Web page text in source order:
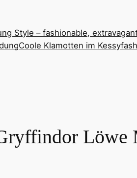
Style – fashionable,
Coole Klamotten im
Löwe